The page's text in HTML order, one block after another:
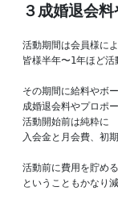
３成婚退会
活動期間は会員様に
皆様半年〜1年ほど活
その期間に給料やボ
成婚退会料やプロポ
活動開始前は純粋に
入会金と月会費、初
活動前に費用を貯め
ということもかなり